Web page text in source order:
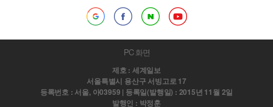
PC 화면
제호 : 세계일보
서울특별시 용산구 서빙고로 17
등록번호 : 서울, 아03959 | 등록일(발행일) : 2015년 11월 2일
발행인 : 박정훈